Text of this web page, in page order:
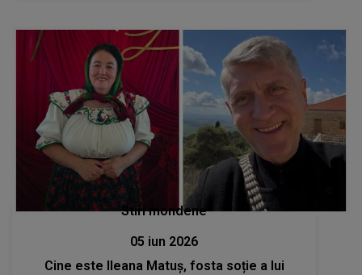
Stiri mondene
05 iun 2026
Cine este Ileana Matuș, fosta soție a lui